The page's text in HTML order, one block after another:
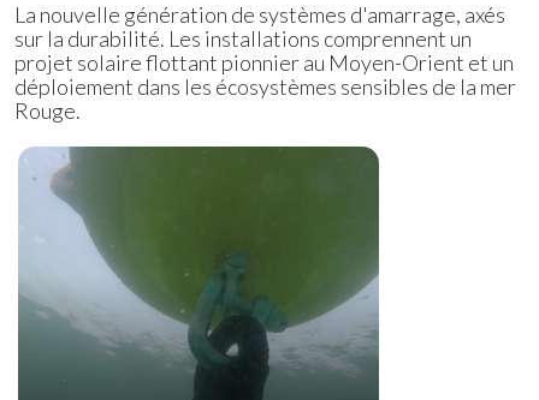
La nouvelle génération de systèmes d'amarrage, axés
sur la durabilité. Les installations comprennent un
projet solaire flottant pionnier au Moyen-Orient et un
déploiement dans les écosystèmes sensibles de la mer
Rouge.